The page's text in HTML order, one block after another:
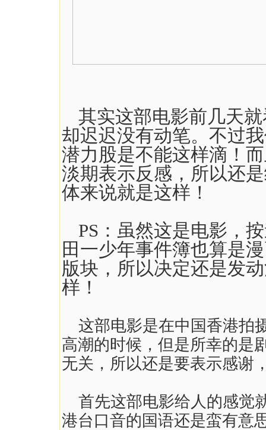
其实这部电影前几天
却迟迟没有动笔。不过
潜力股是不能这样滴！
淡期表示反感，所以还
体来说就是这样！
PS：虽然这是电影，
田一少年事件簿也算是
版块，所以决定还是发
样！
这部电影是在中国香港拍
高潮的时候，但是所幸的是
无关，所以还是要表示感谢
首先这部电影给人的感觉
港台口音的国语还是蛮有意